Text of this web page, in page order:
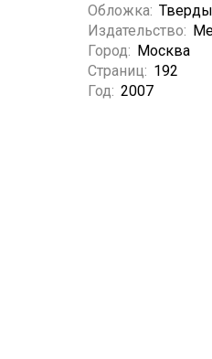
Обложка:
Издательство:
Город: Москва
Страниц: 192
Год: 2007